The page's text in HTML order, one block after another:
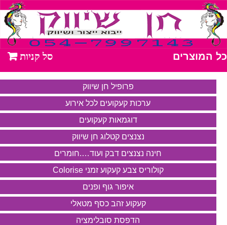
כל המוצרים
פרופיל חן שיווק
ערכות קעקועים לכל אירוע
דוגמאות קעקועים
נצנצים קטלוג חן שיווק
חינה נצנצים דבק ועוד….חומרים
קולוריס צבע קעקוע זמני Colorise
איפור גוף ופנים
קעקוע זהב כסף מטאלי
הדפסת סובלימציה